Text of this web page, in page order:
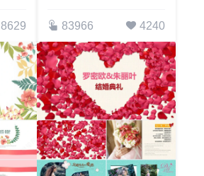
8629 83966 4240